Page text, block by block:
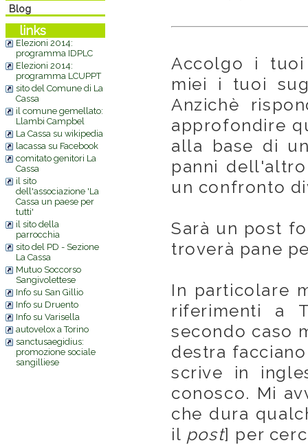
Blog
links
Elezioni 2014:
programma IDPLC
Elezioni 2014:
programma LCUPPT
sito del Comune di La
Cassa
il comune gemellato:
Llambi Campbel
La Cassa su wikipedia
lacassa su Facebook
comitato genitori La
Cassa
il sito
dell'associazione 'La
Cassa un paese per
tutti'
il sito della
parrocchia
sito del PD - Sezione
La Cassa
Mutuo Soccorso
Sangivolettese
Info su San Gillio
Info su Druento
Info su Varisella
autovelox a Torino
sanctusaegidius:
promozione sociale
sangilliese
Accolgo i tuoi
miei i tuoi
Anzichè
approfondire
alla base di
panni
un confronto
Sarà un post
troverà pane
In particolare
riferimenti a
secondo caso
destra
scrive in
conosco. Mi
che dura
il post] per